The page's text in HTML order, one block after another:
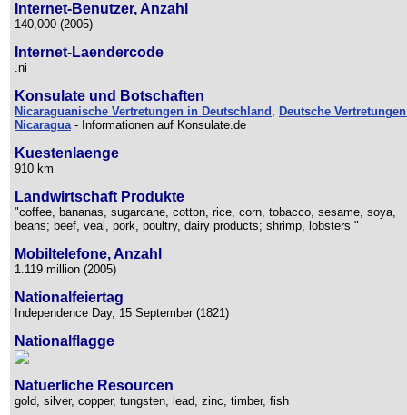
Internet-Benutzer, Anzahl
140,000 (2005)
Internet-Laendercode
.ni
Konsulate und Botschaften
Nicaraguanische Vertretungen in Deutschland , Deutsche
Nicaragua- Informationen auf Konsulate.de
Kuestenlaenge
910 km
Landwirtschaft Produkte
"coffee, bananas, sugarcane, cotton, rice, corn, tobacco, sesame, soya,
beans; beef, veal, pork, poultry, dairy products; shrimp, lobsters "
Mobiltelefone, Anzahl
1.119 million (2005)
Nationalfeiertag
Independence Day, 15 September (1821)
Nationalflagge
Natuerliche Resourcen
gold, silver, copper, tungsten, lead, zinc, timber, fish